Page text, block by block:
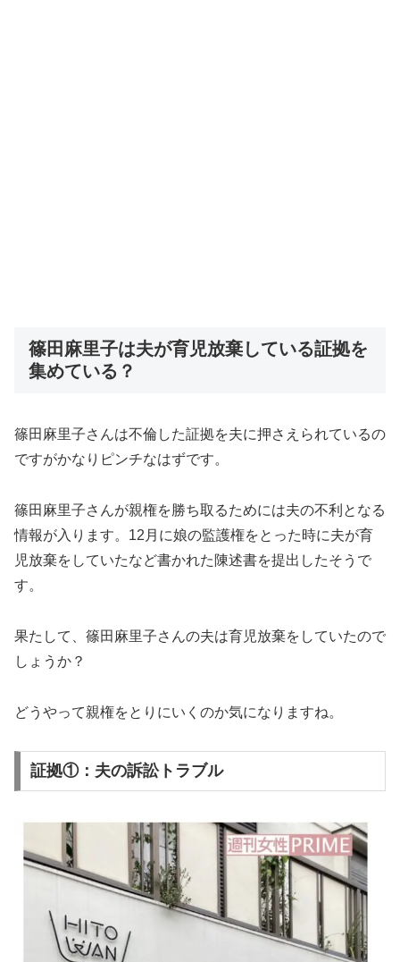
篠田麻里子は夫が育児放棄している証拠を
集めている？
篠田麻里子さんは不倫した証拠を夫に押さえられているの
ですがかなりピンチなはずです。
篠田麻里子さんが親権を勝ち取るためには夫の不利となる
情報が入ります。12月に娘の監護権をとった時に夫が育
児放棄をしていたなど書かれた陳述書を提出したそうで
す。
果たして、篠田麻里子さんの夫は育児放棄をしていたので
しょうか？
どうやって親権をとりにいくのか気になりますね。
証拠①：夫の訴訟トラブル